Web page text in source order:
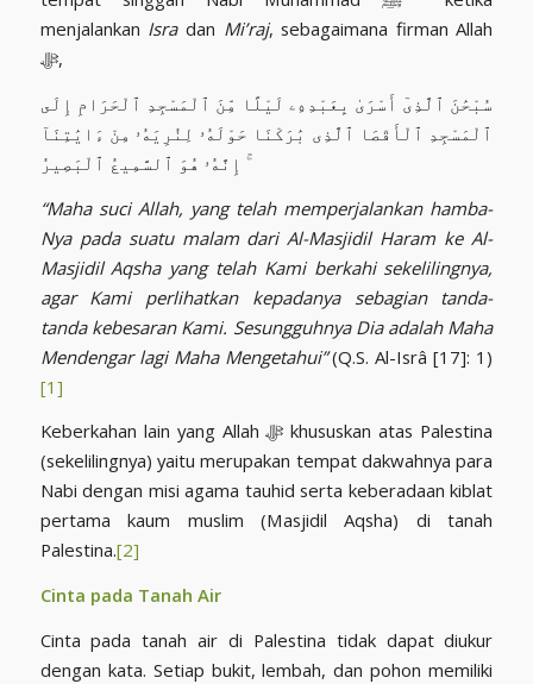
menjalankan Isradan Mi’raj, sebagaimana firman Allah
ﷻ,
سُبْحَٰنَ ٱلَّذِىٓ أَسْرَىٰ بِعَبْدِهِۦ لَيْلًا مِّنَ ٱلْمَسْجِدِ ٱلْحَرَامِ إِلَى
ٱلْمَسْجِدِ ٱلْأَقْصَا ٱلَّذِى بَٰرَكْنَا حَوْلَهُۥ لِنُرِيَهُۥ مِنْ ءَايَٰتِنَآ
ۚ إِنَّهُۥ هُوَ ٱلسَّمِيعُ ٱلْبَصِيرُ
“Maha suci Allah, yang telah memperjalankan hamba-
Nya pada suatu malam dari Al-Masjidil Haram ke Al-
Masjidil Aqsha yang telah Kami berkahi sekelilingnya,
agar Kami perlihatkan kepadanya sebagian tanda-
tanda kebesaran Kami. Sesungguhnya Dia adalah Maha
Mendengar lagi Maha Mengetahui”(Q.S. Al-Isrâ [17]: 1)
[1]
Keberkahan lain yang Allah ﷻ khususkan atas Palestina
(sekelilingnya) yaitu merupakan tempat dakwahnya para
Nabi dengan misi agama tauhid serta keberadaan kiblat
pertama kaum muslim (Masjidil Aqsha) di tanah
Palestina.[2]
Cinta pada Tanah Air
Cinta pada tanah air di Palestina tidak dapat diukur
dengan kata. Setiap bukit, lembah, dan pohon memiliki